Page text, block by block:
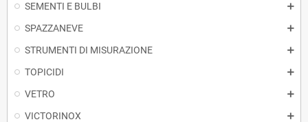
SEMENTI E BULBI
SPAZZANEVE
STRUMENTI DI MISURAZIONE
TOPICIDI
VETRO
VICTORINOX